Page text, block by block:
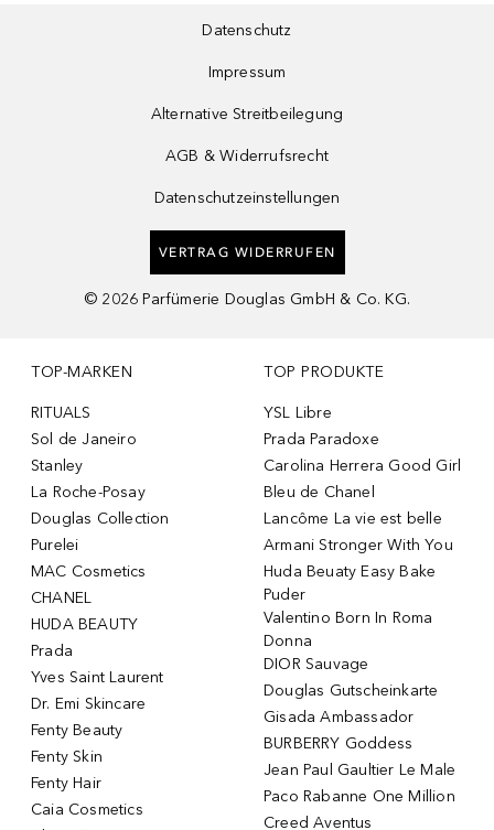
Datenschutz
Impressum
Alternative Streitbeilegung
AGB & Widerrufsrecht
Datenschutzeinstellungen
VERTRAG WIDERRUFEN
© 2026 Parfümerie Douglas GmbH & Co. KG.
TOP-MARKEN
RITUALS
Sol de Janeiro
Stanley
La Roche-Posay
Douglas Collection
Purelei
MAC Cosmetics
CHANEL
HUDA BEAUTY
Prada
Yves Saint Laurent
Dr. Emi Skincare
Fenty Beauty
Fenty Skin
Fenty Hair
Caia Cosmetics
TOP PRODUKTE
YSL Libre
Prada Paradoxe
Carolina Herrera Good Girl
Bleu de Chanel
Lancôme La vie est belle
Armani Stronger With You
Huda Beuaty Easy Bake
Puder
Valentino Born In Roma
Donna
DIOR Sauvage
Douglas Gutscheinkarte
Gisada Ambassador
BURBERRY Goddess
Jean Paul Gaultier Le Male
Paco Rabanne One Million
Creed Aventus